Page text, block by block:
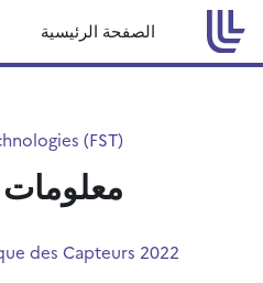
تخطى إلى المحتوى الرئيسي
الصفحة الرئيسية
(FST)
des Capteurs 2022